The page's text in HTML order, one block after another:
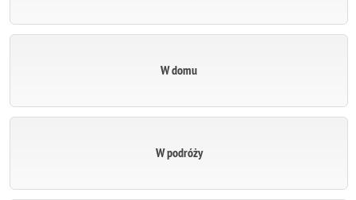
W domu
W podróży